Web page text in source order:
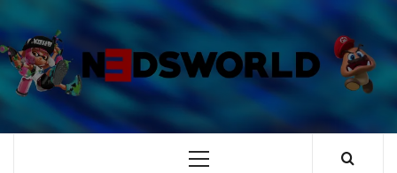
al
contenido
TUS ESPECIALISTAS EN NINTENDO
Menú